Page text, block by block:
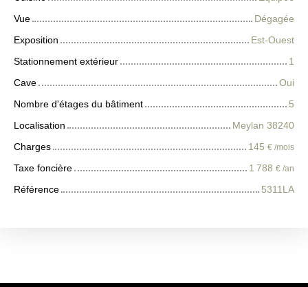
Vue
Dégagée
Exposition
Est-Ouest
Stationnement extérieur
1
Cave
Oui
Nombre d'étages du bâtiment
5
Localisation
Meylan 38240
Charges
145 € /mois
Taxe foncière 1 788 € /an
Référence 5311LA